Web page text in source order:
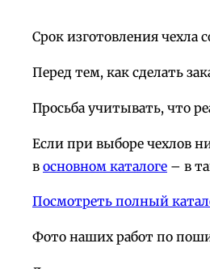
Срок изготовления чехла
Перед тем, как сделать
Просьба учитывать, что
Если при выборе чехлов
в основном каталоге – в
Посмотреть полный
Фото наших работ по